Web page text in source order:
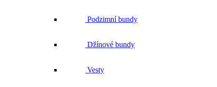
Podzimní bundy
Džínové bundy
Vesty